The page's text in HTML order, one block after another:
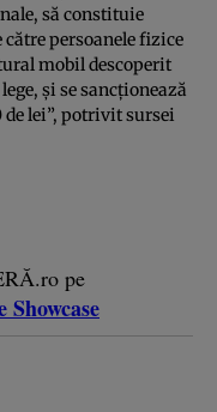
să constituie
persoanele fizice
mobil descoperit
și se sancţionează
de lei”, potrivit sursei
pe
Showcase